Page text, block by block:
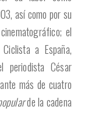
así como por su
el
a España,
César
más de cuatro
de la cadena